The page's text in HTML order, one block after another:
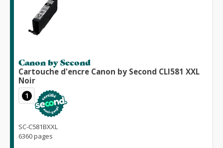
Canon by Second
Cartouche d'encre Canon by Second CLI581 XXL
Noir
1
SC-C581BXXL
6360 pages